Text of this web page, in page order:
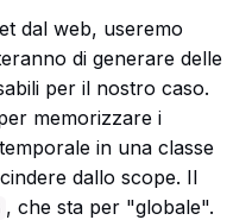
dal web, useremo
di generare delle
per il nostro caso.
memorizzare i
in una classe
dallo scope. Il
, che sta per "globale".